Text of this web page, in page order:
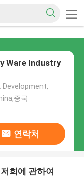
Ware Industry
Development,
중국
연락처
저희에 관하여